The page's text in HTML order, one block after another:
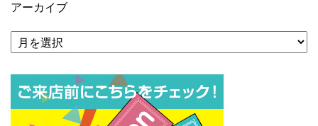
アーカイブ
ア
ー
ブ